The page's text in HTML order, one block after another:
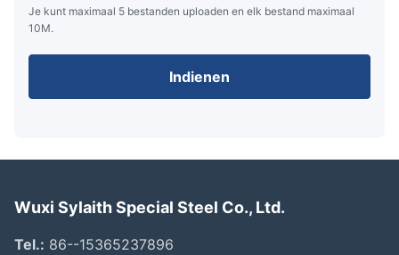
Je kunt maximaal 5 bestanden uploaden en elk bestand maximaal
10M.
Indienen
Wuxi Sylaith Special Steel Co., Ltd.
Tel.: 86--15365237896